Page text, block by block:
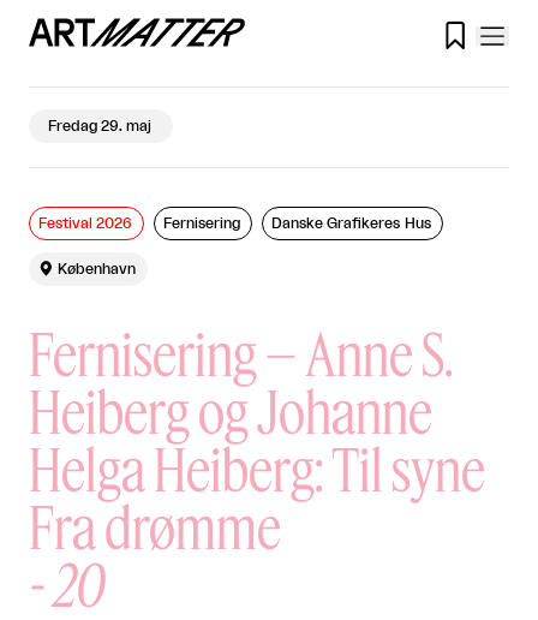

Fredag 29. maj
Fernisering – Anne S.
Heiberg og Johanne
Helga Heiberg: Til syne
Fra drømme
-20
Festival 2026 Fernisering Danske Grafikeres Hus
 København